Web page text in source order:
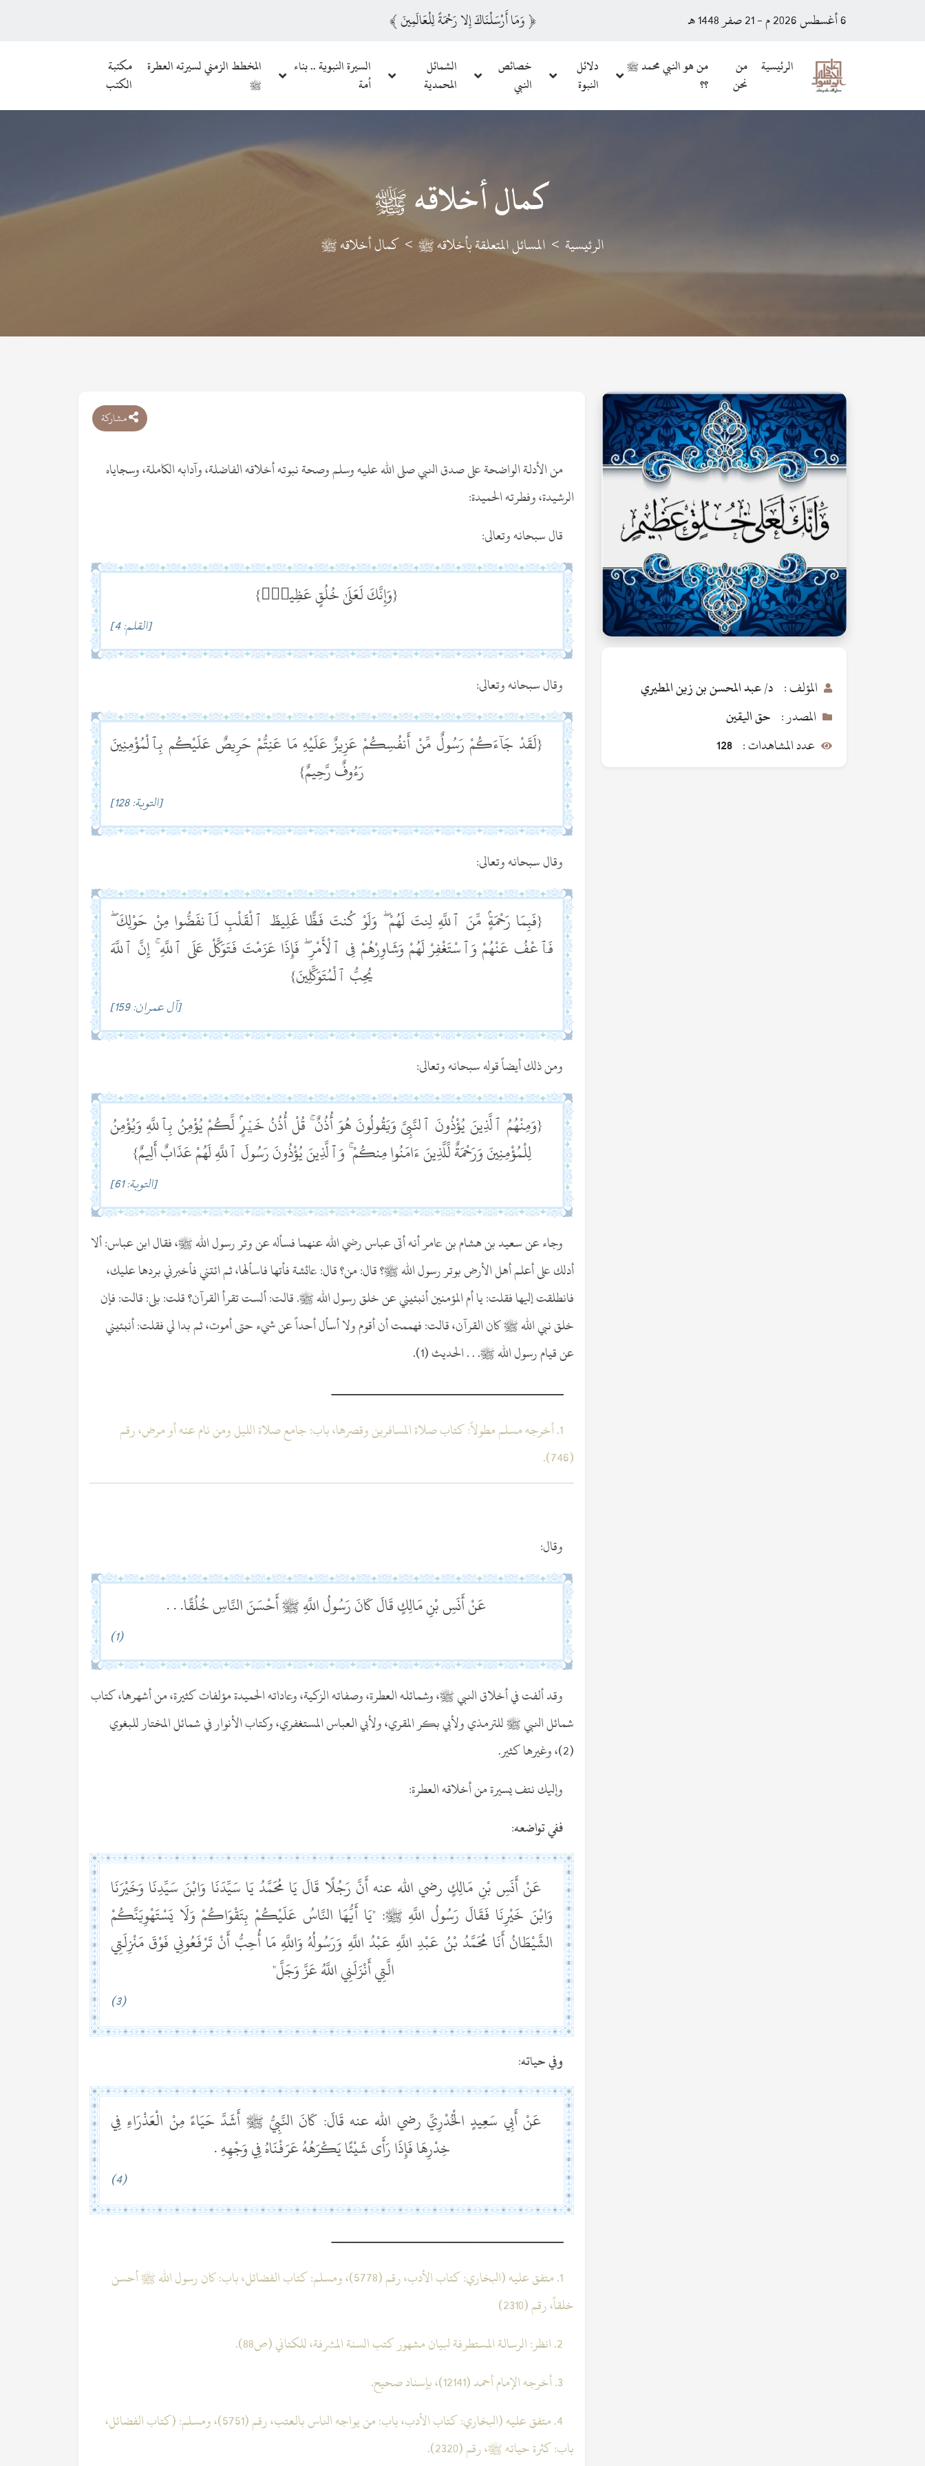
6 أغسطس 2026 م - 21 صفر 1448 هـ ﴿وَمَا أَرْسَلْنَاكَ إِلا رَحْمَةً لِلْعَالَمِينَ﴾
الرئيسية
من
نحن
من هو النبي محمد ﷺ
؟؟
دلائل
النبوة
خصائص
النبي
الشمائل
المحمدية
السيرة النبوية .. بناء
أمة
المخطط الزمني لسيرته العطرة
ﷺ
مكتبة
الكتب
كمال أخلاقه ﷺ
الرئيسية المسائل المتعلقة بأخلاقه ﷺ كمال أخلاقه ﷺ
المؤلف : د/ عبد المحسن بن زين المطيري
المصدر : حق اليقين
عدد المشاهدات : 128
مشاركة
من الأدلة الواضحة على صدق النبي صلى الله عليه وسلم وصحة نبوته أخلاقه الفاضلة، وآدابه الكاملة، وسجاياه
الرشيدة، وفطرته الحميدة:
قال سبحانه وتعالى:
{وَإِنَّكَ لَعَلَىٰ خُلُقٍ عَظِيمٍۢ}
[القلم: 4]
وقال سبحانه وتعالى:
{لَقَدْ جَآءَكُمْ رَسُولٌ مِّنْ أَنفُسِكُمْ عَزِيزٌ عَلَيْهِ مَا عَنِتُّمْ حَرِيصٌ عَلَيْكُم بِٱلْمُؤْمِنِينَ
رَءُوفٌ رَّحِيمٌ}
[التوبة: 128]
وقال سبحانه وتعالى:
{فَبِمَا رَحْمَةٍۢ مِّنَ ٱللَّهِ لِنتَ لَهُمْ ۖ وَلَوْ كُنتَ فَظًّا غَلِيظَ ٱلْقَلْبِ لَٱنفَضُّوا مِنْ حَوْلِكَ ۖ
فَٱعْفُ عَنْهُمْ وَٱسْتَغْفِرْ لَهُمْ وَشَاوِرْهُمْ فِى ٱلْأَمْرِ ۖ فَإِذَا عَزَمْتَ فَتَوَكَّلْ عَلَى ٱللَّهِ ۚ إِنَّ ٱللَّهَ
يُحِبُّ ٱلْمُتَوَكِّلِينَ}
[آل عمران: 159]
ومن ذلك أيضاً قوله سبحانه وتعالى:
{وَمِنْهُمُ ٱلَّذِينَ يُؤْذُونَ ٱلنَّبِىَّ وَيَقُولُونَ هُوَ أُذُنٌ ۚ قُلْ أُذُنُ خَيْرٍۢ لَّكُمْ يُؤْمِنُ بِٱللَّهِ وَيُؤْمِنُ
لِلْمُؤْمِنِينَ وَرَحْمَةٌ لِّلَّذِينَ ءَامَنُوا مِنكُمْ ۚ وَٱلَّذِينَ يُؤْذُونَ رَسُولَ ٱللَّهِ لَهُمْ عَذَابٌ أَلِيمٌ}
[التوبة: 61]
وجاء عن سعيد بن هشام بن عامر أنه أتى عباس رضي الله عنهما فسأله عن وتر رسول الله ﷺ، فقال ابن عباس: ألا
أدلك على أعلم أهل الأرض بوتر رسول الله ﷺ؟ قال: من؟ قال: عائشة فأتها فاسألها، ثم ائتني فأخبرني بردها عليك،
فانطلقت إليها فقلت: يا أم المؤمنين أنبئيني عن خلق رسول الله ﷺ. قالت: ألست تقرأ القرآن؟ قلت: بلى: قالت: فإن
خلق نبي الله ﷺ كان القرآن، قالت: فهممت أن أقوم ولا أسأل أحداً عن شيء حتى أموت، ثم بدا لي فقلت: أنبئيني
عن قيام رسول الله ﷺ. . . الحديث (1).
ــــــــــــــــــــــــــــــــــــــــــــــــــــــــ
1. أخرجه مسلم مطولاً: كتاب صلاة المسافرين وقصرها، باب: جامع صلاة الليل ومن نام عنه أو مرض، رقم
(746).
وقال:
عَنْ أَنَسِ بْنِ مَالِكٍ قَالَ كَانَ رَسُولُ اللَّهِ ﷺ أَحْسَنَ النَّاسِ خُلُقًا. . .
(1)
وقد ألفت في أخلاق النبي ﷺ، وشمائله العطرة، وصفاته الزكية، وعاداته الحميدة مؤلفات كثيرة، من أشهرها، كتاب
شمائل النبي ﷺ للترمذي ولأبي بكر المقري، ولأبي العباس المستغفري، وكتاب الأنوار في شمائل المختار للبغوي
(2)، وغيرها كثير.
وإليك نتف يسيرة من أخلاقه العطرة:
ففي تواضعه:
عَنْ أَنَسِ بْنِ مَالِكٍ رضي الله عنه أَنَّ رَجُلًا قَالَ يَا مُحَمَّدُ يَا سَيِّدَنَا وَابْنَ سَيِّدِنَا وَخَيْرَنَا
وَابْنَ خَيْرِنَا فَقَالَ رَسُولُ اللَّهِ ﷺ: "يَا أَيُّهَا النَّاسُ عَلَيْكُمْ بِتَقْوَاكُمْ وَلَا يَسْتَهْوِيَنَّكُمْ
الشَّيْطَانُ أَنَا مُحَمَّدُ بْنُ عَبْدِ اللَّهِ عَبْدُ اللَّهِ وَرَسُولُهُ وَاللَّهِ مَا أُحِبُّ أَنْ تَرْفَعُونِي فَوْقَ مَنْزِلَتِي
الَّتِي أَنْزَلَنِي اللَّهُ عَزَّ وَجَلَّ"
(3)
وفي حياته:
عَنْ أَبِي سَعِيدٍ الْخُدْرِيِّ رضي الله عنه قَالَ: كَانَ النَّبِيُّ ﷺ أَشَدَّ حَيَاءً مِنْ الْعَذْرَاءِ فِي
خِدْرِهَا فَإِذَا رَأَى شَيْئًا يَكْرَهُهُ عَرَفْنَاهُ فِي وَجْهِهِ .
(4)
ــــــــــــــــــــــــــــــــــــــــــــــــــــــــ
1. متفق عليه (البخاري: كتاب الأدب، رقم (5778)، ومسلم: كتاب الفضائل، باب: كان رسول الله ﷺ أحسن
خلقاً، رقم (2310)
2. انظر: الرسالة المستطرفة لبيان مشهور كتب السنة المشرفة، للكتاني (ص88).
3. أخرجه الإمام أحمد (12141)، بإسناد صحيح.
4. متفق عليه (البخاري: كتاب الأدب، باب: من يواجه الناس بالعتب، رقم (5751)، ومسلم: (كتاب الفضائل،
باب: كثرة حياته ﷺ، رقم (2320).